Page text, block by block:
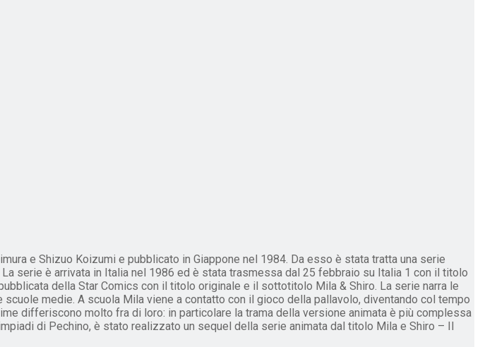
e Shizuo Koizumi e pubblicato in Giappone nel 1984. Da esso è stata tratta una serie
serie è arrivata in Italia nel 1986 ed è stata trasmessa dal 25 febbraio su Italia 1 con il titolo
della Star Comics con il titolo originale e il sottotitolo Mila & Shiro. La serie narra le
medie. A scuola Mila viene a contatto con il gioco della pallavolo, diventando col tempo
differiscono molto fra di loro: in particolare la trama della versione animata è più complessa
di Pechino, è stato realizzato un sequel della serie animata dal titolo Mila e Shiro – Il